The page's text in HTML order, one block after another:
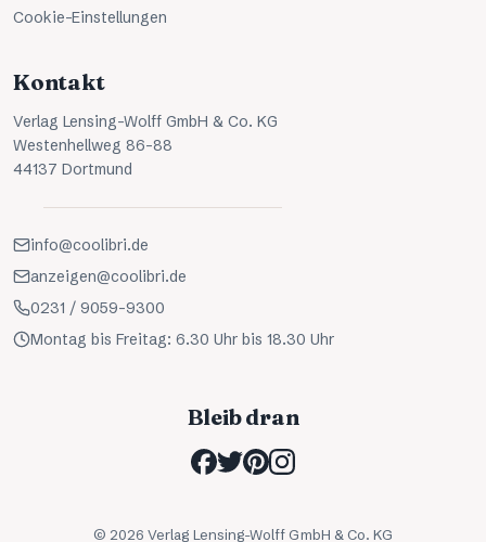
Cookie-Einstellungen
Kontakt
Verlag Lensing-Wolff GmbH & Co. KG
Westenhellweg 86-88
44137 Dortmund
info@coolibri.de
anzeigen@coolibri.de
0231 / 9059-9300
Montag bis Freitag: 6.30 Uhr bis 18.30 Uhr
Bleib dran
© 2026 Verlag Lensing-Wolff GmbH & Co. KG